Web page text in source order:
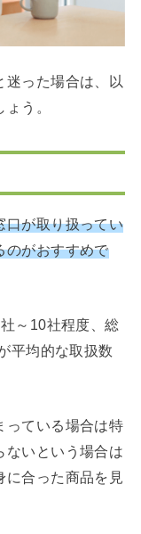
迷った場合は、以
う。
口が取り扱ってい
のがおすすめで
～10社程度、総
平均的な取扱数
っている場合は特
ないという場合は
に合った商品を見